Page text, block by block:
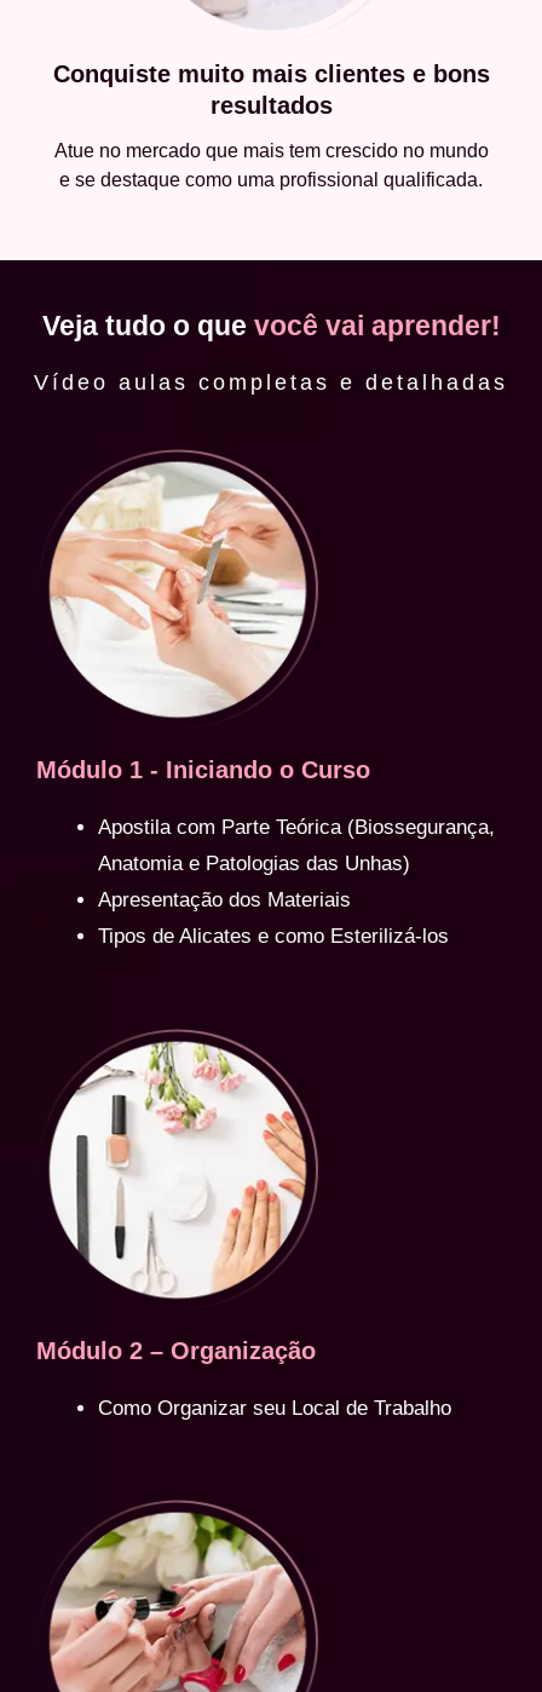
Conquiste muito mais clientes e bons
resultados
Atue no mercado que mais tem crescido no mundo
e se destaque como uma profissional qualificada.
Veja tudo o que você vai aprender!
Vídeo aulas completas e detalhadas
Módulo 1 - Iniciando o Curso
Apostila com Parte Teórica (Biossegurança,
Anatomia e Patologias das Unhas)
Apresentação dos Materiais
Tipos de Alicates e como Esterilizá-los
Módulo 2 – Organização
Como Organizar seu Local de Trabalho